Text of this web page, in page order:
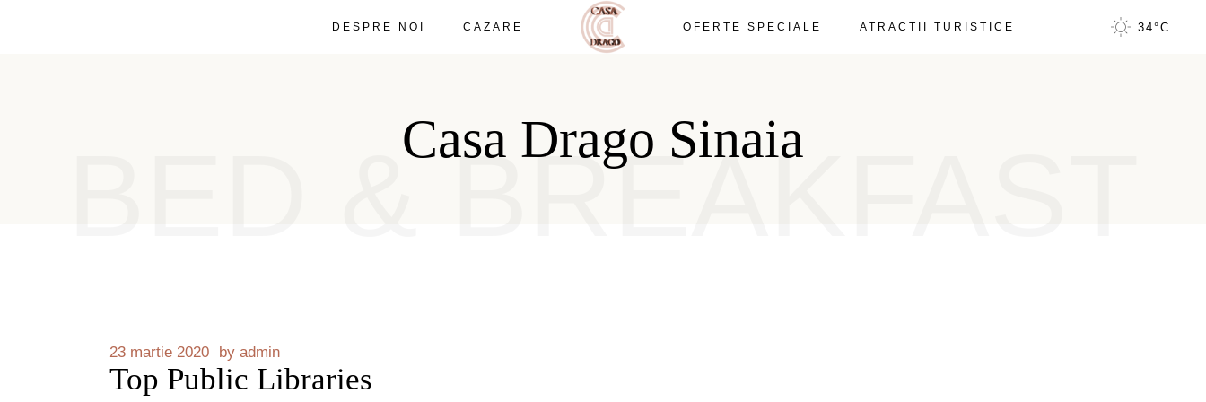
DESPRE NOI CAZARE OFERTE SPECIALE ATRACTII TURISTICE 34°C
CAZARE CASADRAGO
Casa Drago Sinaia
BED & BREAKFAST
23 martie 2020 by admin
Top Public Libraries